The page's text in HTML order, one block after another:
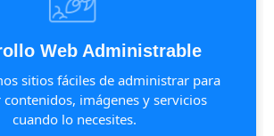
Web Administrable
sitios fáciles de administrar para
contenidos, imágenes y servicios
cuando lo necesites.